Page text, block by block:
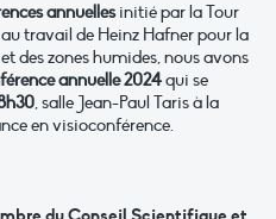
annuellesinitié par la Tour
travail de Heinz Hafner pour la
des zones humides, nous avons
annuelle 2024qui se
, salle Jean-Paul Taris à la
en visioconférence.